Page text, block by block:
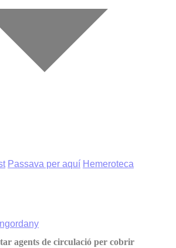
Passava per aquí Hemeroteca
agents de circulació per cobrir